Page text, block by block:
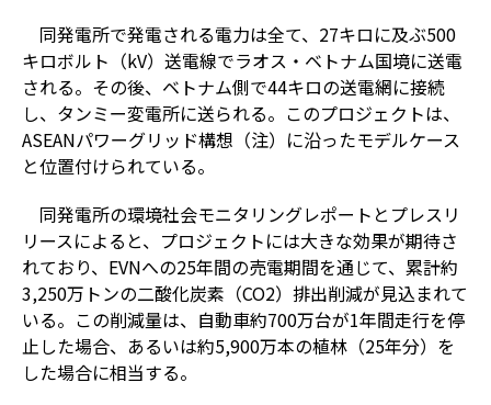
同発電所で発電される電力は全て、27キロに及ぶ500
キロボルト（kV）送電線でラオス・ベトナム国境に送電
される。その後、ベトナム側で44キロの送電網に接続
し、タンミー変電所に送られる。このプロジェクトは、
ASEANパワーグリッド構想（注）に沿ったモデルケース
と位置付けられている。
同発電所の環境社会モニタリングレポートとプレスリ
リースによると、プロジェクトには大きな効果が期待さ
れており、EVNへの25年間の売電期間を通じて、累計約
3,250万トンの二酸化炭素（CO2）排出削減が見込まれて
いる。この削減量は、自動車約700万台が1年間走行を停
止した場合、あるいは約5,900万本の植林（25年分）を
した場合に相当する。